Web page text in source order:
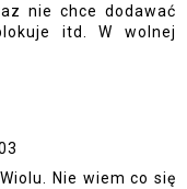
nie chce dodawać
itd. W wolnej
Nie wiem co się